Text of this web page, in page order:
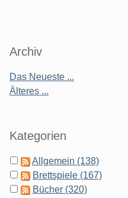
Archiv
Das Neueste ...
Älteres ...
Kategorien
Allgemein (138)
Brettspiele (167)
Bücher (320)